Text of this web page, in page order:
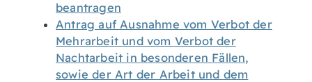
beantragen
Antrag auf Ausnahme vom Verbot der
Mehrarbeit und vom Verbot der
Nachtarbeit in besonderen Fällen,
sowie der Art der Arbeit und dem